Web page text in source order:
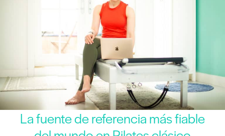
La fuente de referencia más fiable